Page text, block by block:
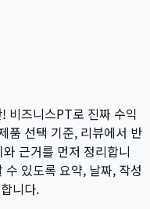
비즈니스PT로 진짜 수익
품 선택 기준, 리뷰에서 반
근거를 먼저 정리합니
있도록 요약, 날짜, 작성
니다.